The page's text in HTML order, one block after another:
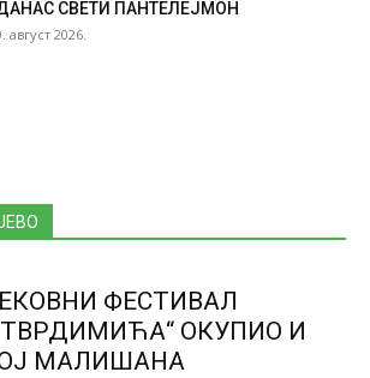
СВЕТИ ПАНТЕЛЕЈМОН
август 2026.
ФЕСТИВАЛ
ТВРДИМИЋА“ ОКУПИО И
МАЛИШАНА